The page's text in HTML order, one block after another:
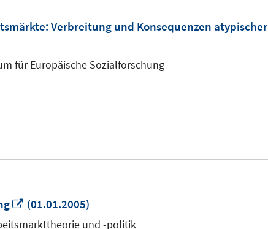
Verbreitung und Konsequenzen atypischer
für Europäische Sozialforschung
In
neuem
(01.01.2005)
und -politik